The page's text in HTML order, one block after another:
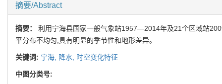
摘要/Abstract
摘要： 利用宁海县国家一般气象站1957—2014年及21个区域站
平分布不均匀,具有明显的季节性和地形差异。
关键词: 宁海, 降水, 时空变化特征
中图分类号: